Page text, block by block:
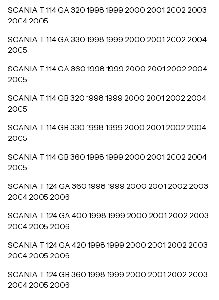
SCANIA T 114 GA 320 1998 1999 2000 2001 2002 2003
2004 2005
SCANIA T 114 GA 330 1998 1999 2000 2001 2002 2004
2005
SCANIA T 114 GA 360 1998 1999 2000 2001 2002 2004
2005
SCANIA T 114 GB 320 1998 1999 2000 2001 2002 2004
2005
SCANIA T 114 GB 330 1998 1999 2000 2001 2002 2004
2005
SCANIA T 114 GB 360 1998 1999 2000 2001 2002 2004
2005
SCANIA T 124 GA 360 1998 1999 2000 2001 2002 2003
2004 2005 2006
SCANIA T 124 GA 400 1998 1999 2000 2001 2002 2003
2004 2005 2006
SCANIA T 124 GA 420 1998 1999 2000 2001 2002 2003
2004 2005 2006
SCANIA T 124 GB 360 1998 1999 2000 2001 2002 2003
2004 2005 2006